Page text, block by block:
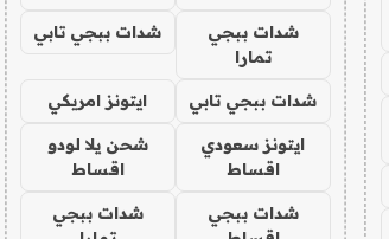
شدات ببجي
تمارا
شدات ببجي تابي
شدات ببجي تابي ايتونز امريكي
ايتونز سعودي
اقساط
شحن يلا لودو
اقساط
شدات ببجي
شدات ببجي